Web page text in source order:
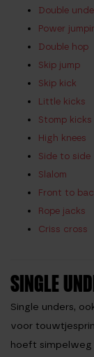
Double
Power
Double hop
Skip jump
Skip kick
Little kicks
Stomp kicks
High knees
Side to side
Slalom
Front to
Rope jacks
Criss cross
SINGLE
Single unders,
voor
hoeft simpelweg